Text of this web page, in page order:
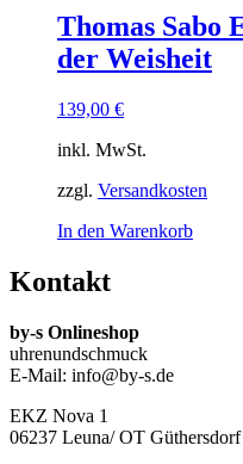
Thomas Sabo
der Weisheit
139,00 €
inkl. MwSt.
zzgl. Versandkosten
In den Warenkorb
Kontakt
by-s Onlineshop
uhrenundschmuck
E-Mail: info@by-s.de
EKZ Nova 1
06237 Leuna/ OT Güthersdorf